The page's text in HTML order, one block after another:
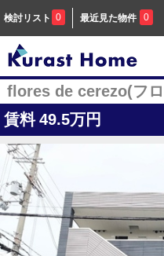
検討リスト 0 最近見た物件 0
flores de cerezo(フ
賃料 49.5万円